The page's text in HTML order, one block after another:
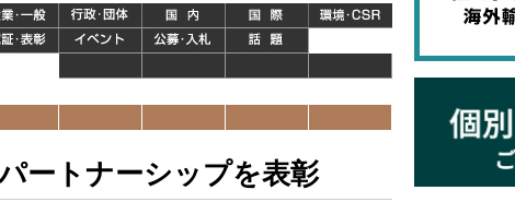
ートナーシップを表彰